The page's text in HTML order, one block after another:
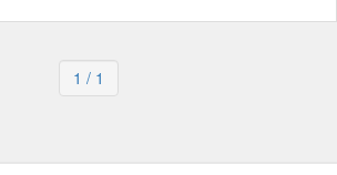
1 / 1